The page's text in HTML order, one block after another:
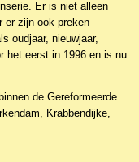
Er is niet alleen
er zijn ook preken
oudjaar, nieuwjaar,
het eerst in 1996 en is nu
de Gereformeerde
Krabbendijke,